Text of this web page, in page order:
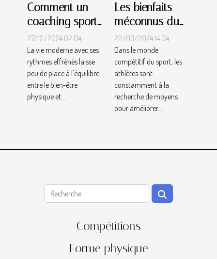
Comment un
coaching sportif
personnalisé à
domicile
transforme
votre quotidien
27/12/2024 02:04
La vie moderne avec ses
rythmes effrénés laisse
peu de place à l'équilibre
entre le bien-être
physique et...
Les bienfaits
méconnus du
cross-training
pour les
athlètes de
disciplines
variées
22/03/2024 14:04
Dans le monde
compétitif du sport, les
athlètes sont
constamment à la
recherche de moyens
pour améliorer...
Compétitions
Forme physique